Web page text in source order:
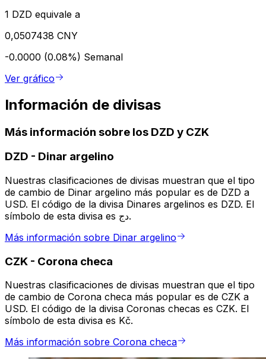
1 DZD equivale a
0,0507438 CNY
-0.0000 (0.08%) Semanal
Ver gráfico
Información de divisas
Más información sobre los DZD y CZK
DZD - Dinar argelino
Nuestras clasificaciones de divisas muestran que el tipo
de cambio de Dinar argelino más popular es de DZD a
USD. El código de la divisa Dinares argelinos es DZD. El
símbolo de esta divisa es دج.
Más información sobre Dinar argelino
CZK - Corona checa
Nuestras clasificaciones de divisas muestran que el tipo
de cambio de Corona checa más popular es de CZK a
USD. El código de la divisa Coronas checas es CZK. El
símbolo de esta divisa es Kč.
Más información sobre Corona checa